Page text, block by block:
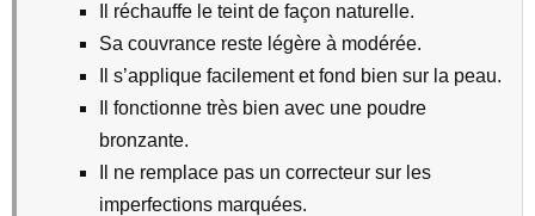
Il réchauffe le teint de façon naturelle.
Sa couvrance reste légère à modérée.
Il s’applique facilement et fond bien sur la peau.
Il fonctionne très bien avec une poudre
bronzante.
Il ne remplace pas un correcteur sur les
imperfections marquées.